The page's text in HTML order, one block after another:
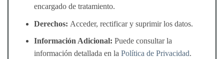
encargado de tratamiento.
Derechos: Acceder, rectificar y suprimir los datos.
Información Adicional: Puede consultar la
información detallada en la Política de Privacidad.